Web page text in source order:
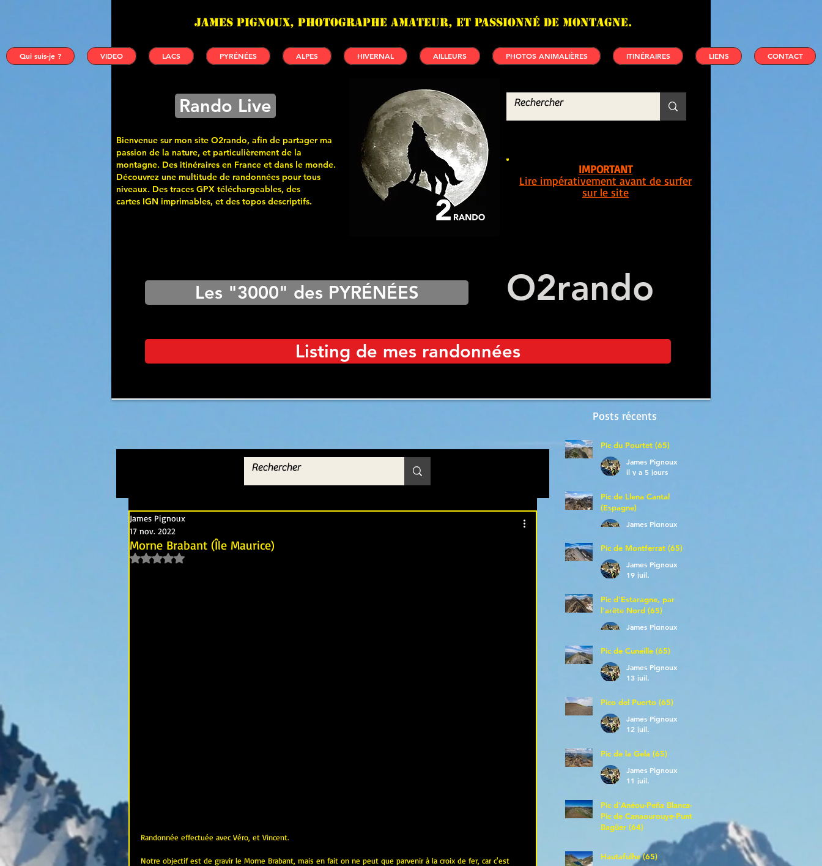
James PIGNOUX, photographe amateur, et passionné de montagne.
Qui suis-je ? VIDEO LACS PYRÉNÉES ALPES HIVERNAL AILLEURS PHOTOS ANIMALIÈRES ITINÉRAIRES LIENS CONTACT
Rando Live
Bienvenue sur mon site O2rando, afin de partager ma
passion de la nature, et particulièrement de la
montagne. Des itinéraires en France et dans le monde.
Découvrez une multitude de randonnées pour tous
niveaux. Des traces GPX téléchargeables, des
cartes IGN imprimables, et des topos descriptifs.
IMPORTANT
Lire impérativement avant de surfer
sur le site
Les "3000" des PYRÉNÉES O2rando
Listing de mes randonnées
Posts récents
Morne Brabant (Île Maurice)
James Pignoux
17 nov. 2022
Noté NaN étoiles sur 5.
Randonnée effectuée avec Véro, et Vincent.
Notre objectif est de gravir le Morne Brabant, mais en fait on ne peut que parvenir à la croix de fer, car c'est
Pic du Pourtet (65)
James Pignoux
il y a 5 jours
Pic de Llena Cantal
(Espagne)
James Pignoux
Pic de Montferrat (65)
James Pignoux
19 juil.
Pic d'Estaragne, par
l'arête Nord (65)
James Pignoux
Pic de Cuneille (65)
James Pignoux
13 juil.
Pico del Puerto (65)
James Pignoux
12 juil.
Pic de la Gela (65)
James Pignoux
11 juil.
Pic d'Anéou-Peña Blanca-
Pic de Canaourouye-Punta
Bagüer (64)
James Pignoux
5 juil.
Hautafulhe (65)